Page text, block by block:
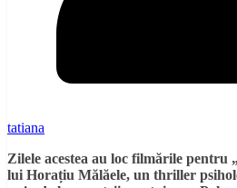
tatiana
Zilele acestea au loc filmările pentru
lui Horațiu Mălăele, un thriller